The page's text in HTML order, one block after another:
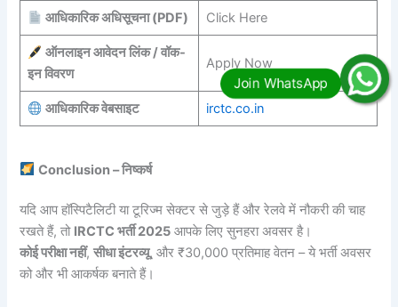
आधिकारिक अधिसूचना (PDF) Click Here
ऑनलाइन आवेदन लिंक / वॉक-
इन विवरण
Apply Now
आधिकारिक वेबसाइट irctc.co.in
Conclusion – निष्कर्ष
यदि आप हॉस्पिटैलिटी या टूरिज्म सेक्टर से जुड़े हैं और रेलवे में नौकरी की चाह
रखते हैं, तो IRCTC भर्ती 2025 आपके लिए सुनहरा अवसर है।
कोई परीक्षा नहीं,सीधा इंटरव्यू, और ₹30,000 प्रतिमाह वेतन – ये भर्ती अवसर
को और भी आकर्षक बनाते हैं।